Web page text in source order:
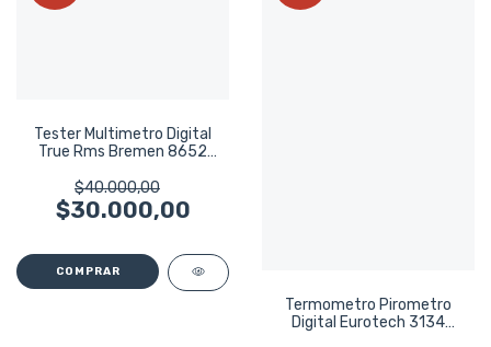
Tester Multimetro Digital
True Rms Bremen 8652
$40.000,00
$30.000,00
Termometro Pirometro
Digital Eurotech 3134